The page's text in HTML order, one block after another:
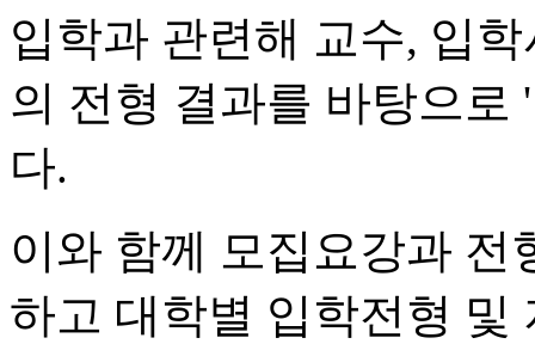
입학과 관련해 교수, 입
의 전형 결과를 바탕으로
다.
이와 함께 모집요강과 전
하고 대학별 입학전형 및